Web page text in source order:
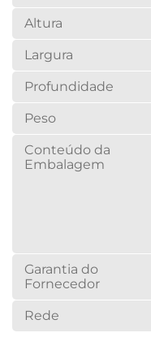
Altura
Largura
Profundidade
Peso
Conteúdo da
Embalagem
Garantia do
Fornecedor
Rede